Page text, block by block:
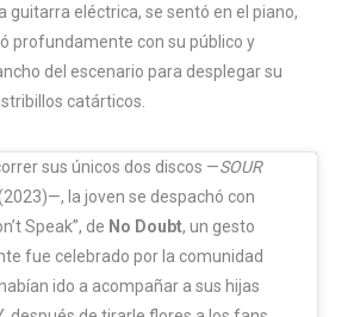
guitarra eléctrica, se sentó en el piano,
profundamente con su público y
del escenario para desplegar su
catárticos.
sus únicos dos discos —SOUR
la joven se despachó con
Speak”, de No Doubt, un gesto
fue celebrado por la comunidad
ido a acompañar a sus hijas